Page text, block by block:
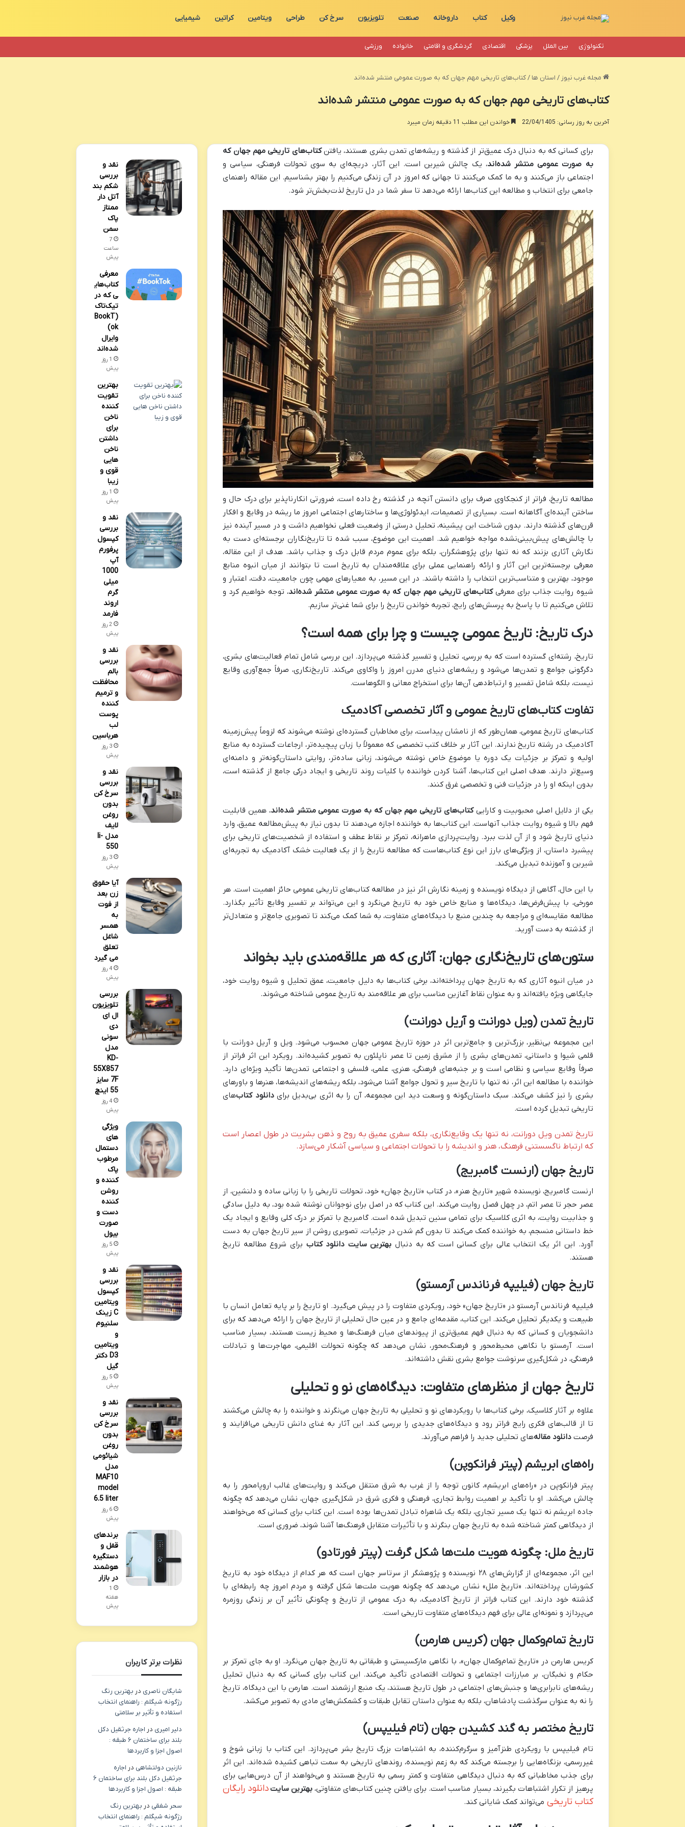
وکیل کتاب داروخانه صنعت تلویزیون سرخ کن طراحی ویتامین کراتین شیمیایی
تکنولوژی بین الملل پزشکی اقتصادی گردشگری و اقامتی خانواده ورزشی
مجله غرب نیوز / استان ها / کتاب‌های تاریخی مهم جهان که به صورت عمومی منتشر شده‌اند
کتاب‌های تاریخی مهم جهان که به صورت عمومی منتشر شده‌اند
آخرین به روز رسانی: 22/04/1405 خواندن این مطلب 11 دقیقه زمان میبرد
برای کسانی که به دنبال درک عمیق‌تر از گذشته و ریشه‌های تمدن بشری هستند، یافتنکتاب‌های تاریخی مهم جهان که
به صورت عمومی منتشر شده‌اند، یک چالش شیرین است. این آثار، دریچه‌ای به سوی تحولات فرهنگی، سیاسی و
اجتماعی باز می‌کنند و به ما کمک می‌کنند تا جهانی که امروز در آن زندگی می‌کنیم را بهتر بشناسیم. این مقاله راهنمای
جامعی برای انتخاب و مطالعه این کتاب‌ها ارائه می‌دهد تا سفر شما در دل تاریخ لذت‌بخش‌تر شود.
مطالعه تاریخ، فراتر از کنجکاوی صرف برای دانستن آنچه در گذشته رخ داده است، ضرورتی انکارناپذیر برای درک حال و
ساختن آینده‌ای آگاهانه است. بسیاری از تصمیمات، ایدئولوژی‌ها و ساختارهای اجتماعی امروز ما ریشه در وقایع و افکار
قرن‌های گذشته دارند. بدون شناخت این پیشینه، تحلیل درستی از وضعیت فعلی نخواهیم داشت و در مسیر آینده نیز
با چالش‌های پیش‌بینی‌نشده مواجه خواهیم شد. اهمیت این موضوع، سبب شده تا تاریخ‌نگاران برجسته‌ای دست به
نگارش آثاری بزنند که نه تنها برای پژوهشگران، بلکه برای عموم مردم قابل درک و جذاب باشد. هدف از این مقاله،
معرفی برجسته‌ترین این آثار و ارائه راهنمایی عملی برای علاقه‌مندان به تاریخ است تا بتوانند از میان انبوه منابع
موجود، بهترین و متناسب‌ترین انتخاب را داشته باشند. در این مسیر، به معیارهای مهمی چون جامعیت، دقت، اعتبار و
شیوه روایت جذاب برای معرفیکتاب‌های تاریخی مهم جهان که به صورت عمومی منتشر شده‌اند، توجه خواهیم کرد و
تلاش می‌کنیم تا با پاسخ به پرسش‌های رایج، تجربه خواندن تاریخ را برای شما غنی‌تر سازیم.
درک تاریخ: تاریخ عمومی چیست و چرا برای همه است؟
تاریخ، رشته‌ای گسترده است که به بررسی، تحلیل و تفسیر گذشته می‌پردازد. این بررسی شامل تمام فعالیت‌های بشری،
دگرگونی جوامع و تمدن‌ها می‌شود و ریشه‌های دنیای مدرن امروز را واکاوی می‌کند. تاریخ‌نگاری، صرفاً جمع‌آوری وقایع
نیست، بلکه شامل تفسیر و ارتباط‌دهی آن‌ها برای استخراج معانی و الگوهاست.
تفاوت کتاب‌های تاریخ عمومی و آثار تخصصی آکادمیک
کتاب‌های تاریخ عمومی، همان‌طور که از نامشان پیداست، برای مخاطبان گسترده‌ای نوشته می‌شوند که لزوماً پیش‌زمینه
آکادمیک در رشته تاریخ ندارند. این آثار بر خلاف کتب تخصصی که معمولاً با زبان پیچیده‌تر، ارجاعات گسترده به منابع
اولیه و تمرکز بر جزئیات یک دوره یا موضوع خاص نوشته می‌شوند، زبانی ساده‌تر، روایتی داستان‌گونه‌تر و دامنه‌ای
وسیع‌تر دارند. هدف اصلی این کتاب‌ها، آشنا کردن خواننده با کلیات روند تاریخی و ایجاد درکی جامع از گذشته است،
بدون اینکه او را در جزئیات فنی و تخصصی غرق کنند.
یکی از دلایل اصلی محبوبیت و کاراییکتاب‌های تاریخی مهم جهان که به صورت عمومی منتشر شده‌اند، همین قابلیت
فهم بالا و شیوه روایت جذاب آنهاست. این کتاب‌ها به خواننده اجازه می‌دهند تا بدون نیاز به پیش‌مطالعه عمیق، وارد
دنیای تاریخ شود و از آن لذت ببرد. روایت‌پردازی ماهرانه، تمرکز بر نقاط عطف و استفاده از شخصیت‌های تاریخی برای
پیشبرد داستان، از ویژگی‌های بارز این نوع کتاب‌هاست که مطالعه تاریخ را از یک فعالیت خشک آکادمیک به تجربه‌ای
شیرین و آموزنده تبدیل می‌کند.
با این حال، آگاهی از دیدگاه نویسنده و زمینه نگارش اثر نیز در مطالعه کتاب‌های تاریخی عمومی حائز اهمیت است. هر
مورخی، با پیش‌فرض‌ها، دیدگاه‌ها و منابع خاص خود به تاریخ می‌نگرد و این می‌تواند بر تفسیر وقایع تأثیر بگذارد.
مطالعه مقایسه‌ای و مراجعه به چندین منبع با دیدگاه‌های متفاوت، به شما کمک می‌کند تا تصویری جامع‌تر و متعادل‌تر
از گذشته به دست آورید.
ستون‌های تاریخ‌نگاری جهان: آثاری که هر علاقه‌مندی باید بخواند
در میان انبوه آثاری که به تاریخ جهان پرداخته‌اند، برخی کتاب‌ها به دلیل جامعیت، عمق تحلیل و شیوه روایت خود،
جایگاهی ویژه یافته‌اند و به عنوان نقاط آغازین مناسب برای هر علاقه‌مند به تاریخ عمومی شناخته می‌شوند.
تاریخ تمدن (ویل دورانت و آریل دورانت)
این مجموعه بی‌نظیر، بزرگ‌ترین و جامع‌ترین اثر در حوزه تاریخ عمومی جهان محسوب می‌شود. ویل و آریل دورانت با
قلمی شیوا و داستانی، تمدن‌های بشری را از مشرق زمین تا عصر ناپلئون به تصویر کشیده‌اند. رویکرد این اثر فراتر از
صرفاً وقایع سیاسی و نظامی است و بر جنبه‌های فرهنگی، هنری، علمی، فلسفی و اجتماعی تمدن‌ها تأکید ویژه‌ای دارد.
خواننده با مطالعه این اثر، نه تنها با تاریخ سیر و تحول جوامع آشنا می‌شود، بلکه ریشه‌های اندیشه‌ها، هنرها و باورهای
بشری را نیز کشف می‌کند. سبک داستان‌گونه و وسعت دید این مجموعه، آن را به اثری بی‌بدیل برایدانلود کتاب‌های
تاریخی تبدیل کرده است.
تاریخ تمدن ویل دورانت، نه تنها یک وقایع‌نگاری، بلکه سفری عمیق به روح و ذهن بشریت در طول اعصار است
که ارتباط ناگسستنی فرهنگ، هنر و اندیشه را با تحولات اجتماعی و سیاسی آشکار می‌سازد.
تاریخ جهان (ارنست گامبریج)
ارنست گامبریج، نویسنده شهیر «تاریخ هنر»، در کتاب «تاریخ جهان» خود، تحولات تاریخی را با زبانی ساده و دلنشین، از
عصر حجر تا عصر اتم، در چهل فصل روایت می‌کند. این کتاب که در اصل برای نوجوانان نوشته شده بود، به دلیل سادگی
و جذابیت روایت، به اثری کلاسیک برای تمامی سنین تبدیل شده است. گامبریج با تمرکز بر درک کلی وقایع و ایجاد یک
خط داستانی منسجم، به خواننده کمک می‌کند تا بدون گم شدن در جزئیات، تصویری روشن از سیر تاریخ جهان به دست
آورد. این اثر یک انتخاب عالی برای کسانی است که به دنبال بهترین سایت دانلود کتاب برای شروع مطالعه تاریخ
هستند.
تاریخ جهان (فیلیپه فرناندس آرمستو)
فیلیپه فرناندس آرمستو در «تاریخ جهان» خود، رویکردی متفاوت را در پیش می‌گیرد. او تاریخ را بر پایه تعامل انسان با
طبیعت و یکدیگر تحلیل می‌کند. این کتاب، مقدمه‌ای جامع و در عین حال تحلیلی از تاریخ جهان را ارائه می‌دهد که برای
دانشجویان و کسانی که به دنبال فهم عمیق‌تری از پیوندهای میان فرهنگ‌ها و محیط زیست هستند، بسیار مناسب
است. آرمستو با نگاهی محیط‌محور و فرهنگ‌محور، نشان می‌دهد که چگونه تحولات اقلیمی، مهاجرت‌ها و تبادلات
فرهنگی، در شکل‌گیری سرنوشت جوامع بشری نقش داشته‌اند.
تاریخ جهان از منظرهای متفاوت: دیدگاه‌های نو و تحلیلی
علاوه بر آثار کلاسیک، برخی کتاب‌ها با رویکردهای نو و تحلیلی به تاریخ جهان می‌نگرند و خواننده را به چالش می‌کشند
تا از قالب‌های فکری رایج فراتر رود و دیدگاه‌های جدیدی را بررسی کند. این آثار به غنای دانش تاریخی می‌افزایند و
فرصتدانلود مقاله‌های تحلیلی جدید را فراهم می‌آورند.
راه‌های ابریشم (پیتر فرانکوپن)
پیتر فرانکوپن در «راه‌های ابریشم»، کانون توجه را از غرب به شرق منتقل می‌کند و روایت‌های غالب اروپامحور را به
چالش می‌کشد. او با تأکید بر اهمیت روابط تجاری، فرهنگی و فکری شرق در شکل‌گیری جهان، نشان می‌دهد که چگونه
جاده ابریشم نه تنها یک مسیر تجاری، بلکه یک شاهراه تبادل تمدن‌ها بوده است. این کتاب برای کسانی که می‌خواهند
از دیدگاهی کمتر شناخته شده به تاریخ جهان بنگرند و با تأثیرات متقابل فرهنگ‌ها آشنا شوند، ضروری است.
تاریخ ملل: چگونه هویت ملت‌ها شکل گرفت (پیتر فورتادو)
این اثر، مجموعه‌ای از گزارش‌های ۲۸ نویسنده و پژوهشگر از سرتاسر جهان است که هر کدام از دیدگاه خود به تاریخ
کشورشان پرداخته‌اند. «تاریخ ملل» نشان می‌دهد که چگونه هویت ملت‌ها شکل گرفته و مردم امروز چه رابطه‌ای با
گذشته خود دارند. این کتاب فراتر از تاریخ آکادمیک، به درک عمومی از تاریخ و چگونگی تأثیر آن بر زندگی روزمره
می‌پردازد و نمونه‌ای عالی برای فهم دیدگاه‌های متفاوت تاریخی است.
تاریخ تمام‌وکمال جهان (کریس هارمن)
کریس هارمن در «تاریخ تمام‌وکمال جهان»، با نگاهی مارکسیستی و طبقاتی به تاریخ جهان می‌نگرد. او به جای تمرکز بر
حکام و نخبگان، بر مبارزات اجتماعی و تحولات اقتصادی تأکید می‌کند. این کتاب برای کسانی که به دنبال تحلیل
ریشه‌های نابرابری‌ها و جنبش‌های اجتماعی در طول تاریخ هستند، یک منبع ارزشمند است. هارمن با این دیدگاه، تاریخ
را نه به عنوان سرگذشت پادشاهان، بلکه به عنوان داستان تقابل طبقات و کشمکش‌های مادی به تصویر می‌کشد.
تاریخ مختصر به گند کشیدن جهان (تام فیلیپس)
تام فیلیپس با رویکردی طنزآمیز و سرگرم‌کننده، به اشتباهات بزرگ تاریخ بشر می‌پردازد. این کتاب با زبانی شوخ و
غیررسمی، بزنگاه‌هایی را برجسته می‌کند که به زعم نویسنده، روندهای تاریخی به سمت تباهی کشیده شده‌اند. این اثر
برای جذب مخاطبانی که به دنبال دیدگاهی متفاوت و کمتر رسمی به تاریخ هستند و می‌خواهند از آن درس‌هایی برای
پرهیز از تکرار اشتباهات بگیرند، بسیار مناسب است. برای یافتن چنین کتاب‌های متفاوتی،بهترین سایتدانلود رایگان
کتاب تاریخی می‌تواند کمک شایانی کند.
نقد و
بررسی
شکم بند
آتل دار
ممتاز
پاک
سمن
7
ساعت
پیش
معرفی
کتاب‌های
ی که در
تیک‌تاک
(BookT
ok)
وایرال
شده‌اند
1 روز
پیش
بهترین
تقویت
کننده
ناخن
برای
داشتن
ناخن
هایی
قوی و
زیبا
1 روز
پیش
نقد و
بررسی
کپسول
پرفورم
آپ
1000
میلی
گرم
اروند
فارمد
2 روز
پیش
نقد و
بررسی
بالم
محافظت
و ترمیم
کننده
پوست
لب
هرباسین
3 روز
پیش
نقد و
بررسی
سرخ کن
بدون
روغن
لایف
مدل li-
550
3 روز
پیش
آیا حقوق
زن بعد
از فوت
به
همسر
شاغل
تعلق
می گیرد
4 روز
پیش
بررسی
تلویزیون
ال ای
دی
سونی
مدل
KD-
55X857
7F سایز
55 اینچ
4 روز
پیش
ویژگی
های
دستمال
مرطوب
پاک
کننده و
روشن
کننده
دست و
صورت
بیول
5 روز
پیش
نقد و
بررسی
کپسول
ویتامین
C زینک
سلنیوم
و
ویتامین
D3 دکتر
گیل
5 روز
پیش
نقد و
بررسی
سرخ کن
بدون
روغن
شیائومی
مدل
MAF10
model
6.5 liter
6 روز
پیش
برندهای
قفل و
دستگیره
هوشمند
در بازار
1
هفته
پیش
نظرات برتر کاربران
شایگان ناصری در بهترین رنگ
رژگونه شیگلم : راهنمای انتخاب
استفاده و تأثیر بر سلامتی
دلیر امیری در اجاره جرثقیل دکل
بلند برای ساختمان ۶ طبقه :
اصول اجزا و کاربردها
نازنین دولتشاهی در اجاره
جرثقیل دکل بلند برای ساختمان ۶
طبقه : اصول اجزا و کاربردها
سحر شفقی در بهترین رنگ
رژگونه شیگلم : راهنمای انتخاب